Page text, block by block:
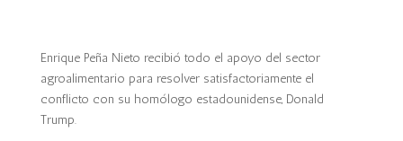
Enrique Peña Nieto recibió todo el apoyo del sector
agroalimentario para resolver satisfactoriamente el
conflicto con su homólogo estadounidense, Donald
Trump.